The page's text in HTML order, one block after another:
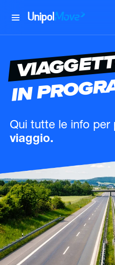
UnipolMove
IN
Qui tutte le info per
viaggio.